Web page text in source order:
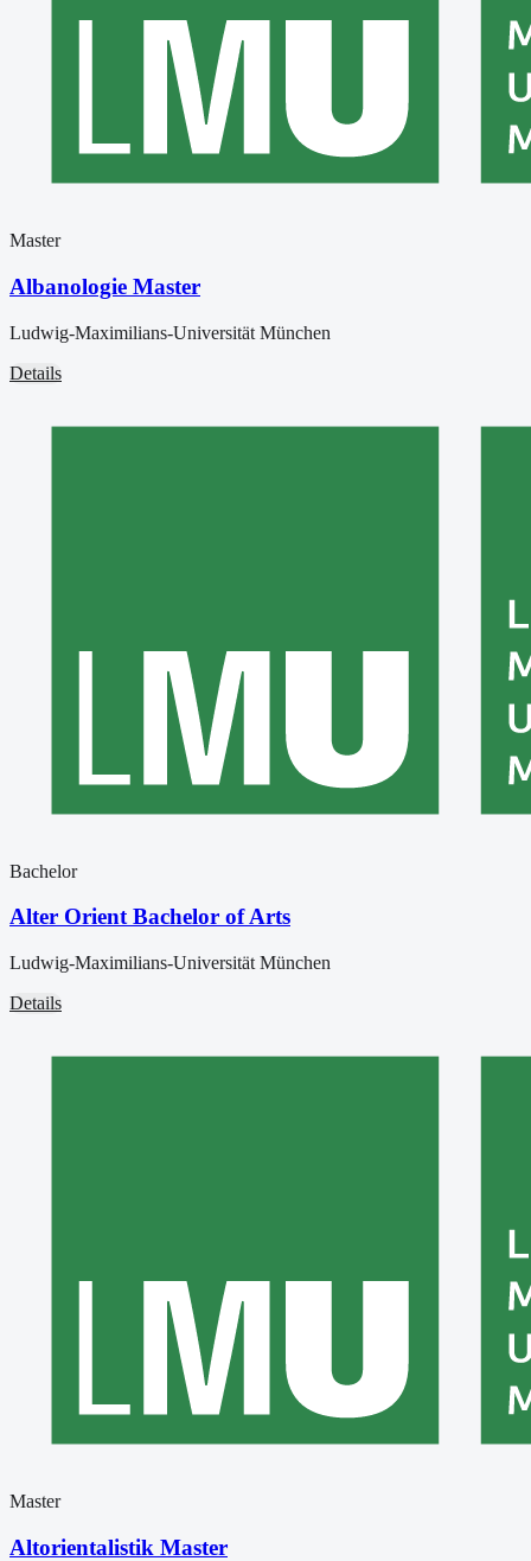
Master
Albanologie Master
Ludwig-Maximilians-Universität München
Details
Bachelor
Alter Orient Bachelor of Arts
Ludwig-Maximilians-Universität München
Details
Master
Altorientalistik Master